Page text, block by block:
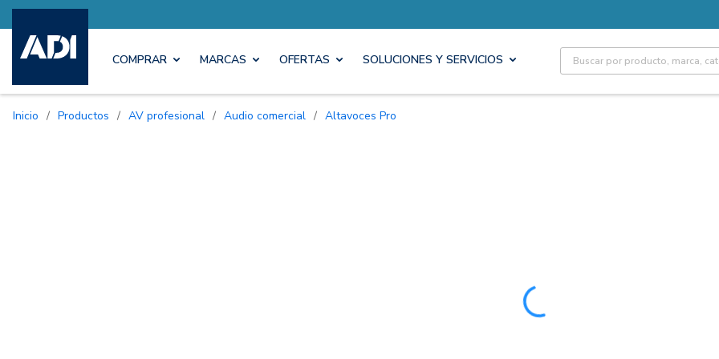
COMPRAR MARCAS OFERTAS SOLUCIONES Y SERVICIOS Site Search
Inicio / Productos / AV profesional / Audio comercial / Altavoces Pro